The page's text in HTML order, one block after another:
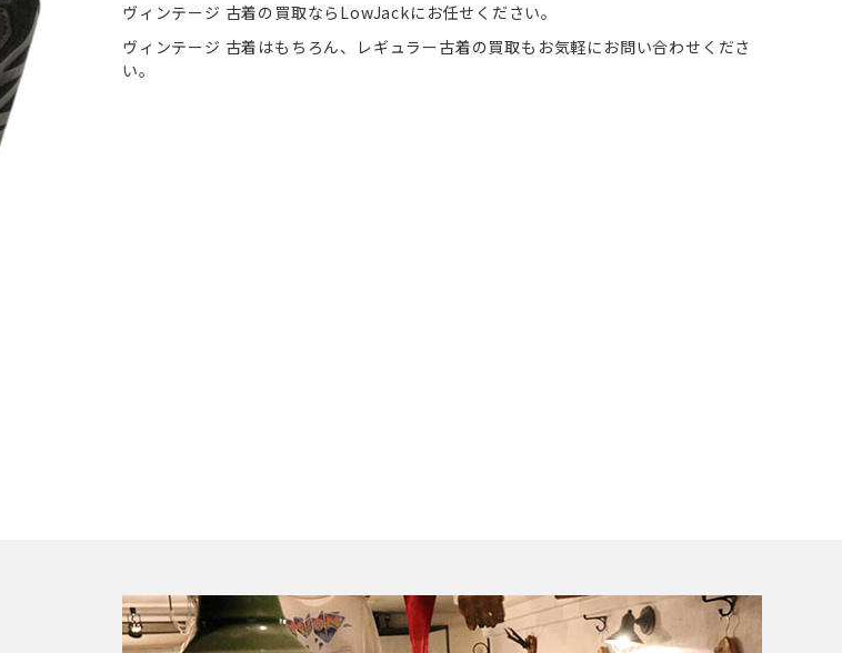
ヴィンテージ 古着の買取ならLowJackにお任せください。
ヴィンテージ 古着はもちろん、レギュラー古着の買取もお気軽にお問い合わせくださ
い。